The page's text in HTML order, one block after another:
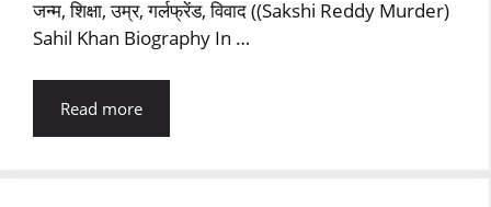
जन्म, शिक्षा, उम्र, गर्लफ्रेंड, विवाद ((Sakshi Reddy Murder)
Sahil Khan Biography In …
Read more